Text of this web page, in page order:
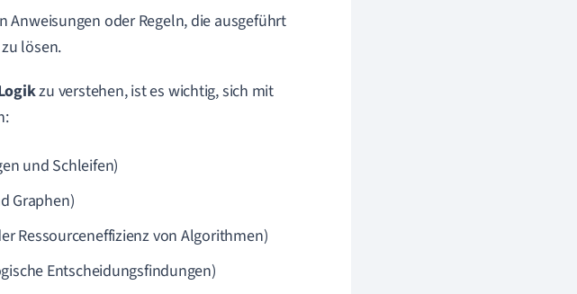
Anweisungen oder Regeln, die ausgeführt
lösen.
zu verstehen, ist es wichtig, sich mit
und Schleifen)
Graphen)
Ressourceneffizienz von Algorithmen)
Entscheidungsfindungen)